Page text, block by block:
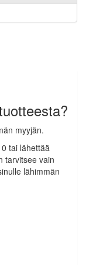
myyjän.
tai lähettää
tarvitsee vain
lähimmän